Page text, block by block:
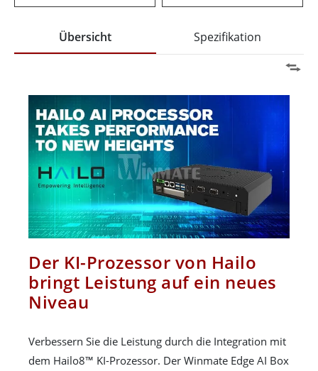
Übersicht Spezifikation
Der KI-Prozessor von Hailo
bringt Leistung auf ein neues
Niveau
Verbessern Sie die Leistung durch die Integration mit
dem Hailo8™ KI-Prozessor. Der Winmate Edge AI Box